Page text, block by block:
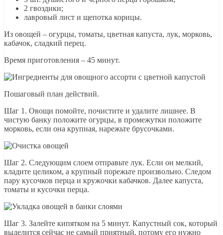
2 гвоздики;
лавровый лист и щепотка корицы.
Из овощей – огурцы, томаты, цветная капуста, лук, морковь,
кабачок, сладкий перец.
Время приготовления – 45 минут.
Пошаговый план действий.
Шаг 1. Овощи помойте, почистите и удалите лишнее. В
чистую банку положите огурцы, в промежутки положите
морковь, если она крупная, нарежьте брусочками.
Шаг 2. Следующим слоем отправьте лук. Если он мелкий,
кладите целиком, а крупный порежьте произвольно. Следом
пару кусочков перца и кружочки кабачков. Далее капуста,
томаты и кусочки перца.
Шаг 3. Залейте кипятком на 5 минут. Капустный сок, который
выделится сейчас не самый приятный, потому его нужно